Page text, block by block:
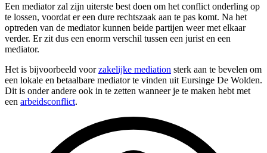
Een mediator zal zijn uiterste best doen om het conflict onderling op
te lossen, voordat er een dure rechtszaak aan te pas komt. Na het
optreden van de mediator kunnen beide partijen weer met elkaar
verder. Er zit dus een enorm verschil tussen een jurist en een
mediator.
Het is bijvoorbeeld voorzakelijke mediation sterk aan te bevelen om
een lokale en betaalbare mediator te vinden uit Eursinge De Wolden.
Dit is onder andere ook in te zetten wanneer je te maken hebt met
een arbeidsconflict.